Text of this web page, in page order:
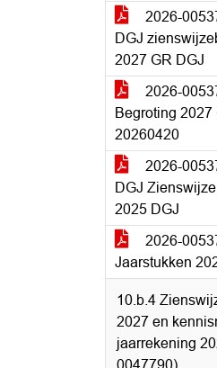
2026-
DGJ
2027 GR DGJ
2026-
Begroting 2027
20260420
2026-
DGJ
2025 DGJ
2026-
Jaarstukken
10.b.4
2027 en
jaarrekening
0047790)